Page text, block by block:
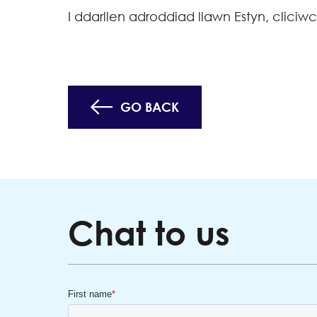
I ddarllen adroddiad llawn Estyn,
GO BACK
Chat to us